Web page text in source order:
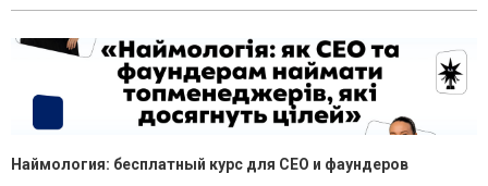
Наймология: бесплатный курс для CEO и фаундеров